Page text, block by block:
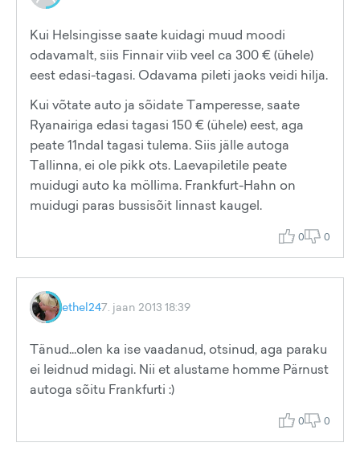
Kui Helsingisse saate kuidagi muud moodi
odavamalt, siis Finnair viib veel ca 300 € (ühele)
eest edasi-tagasi. Odavama pileti jaoks veidi hilja.
Kui võtate auto ja sõidate Tamperesse, saate
Ryanairiga edasi tagasi 150 € (ühele) eest, aga
peate 11ndal tagasi tulema. Siis jälle autoga
Tallinna, ei ole pikk ots. Laevapiletile peate
muidugi auto ka möllima. Frankfurt-Hahn on
muidugi paras bussisõit linnast kaugel.
0 0
ethel247. jaan 2013 18:39
Tänud...olen ka ise vaadanud, otsinud, aga paraku
ei leidnud midagi. Nii et alustame homme Pärnust
autoga sõitu Frankfurti :)
0 0